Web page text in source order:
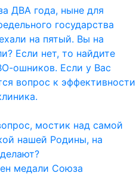
ДВА года, ныне для
государства
на пятый. Вы на
Если нет, то найдите
ошников. Если у Вас
вопрос к эффективности
мостик над самой
нашей Родины, на
медали Союза